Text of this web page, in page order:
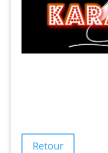
Retour